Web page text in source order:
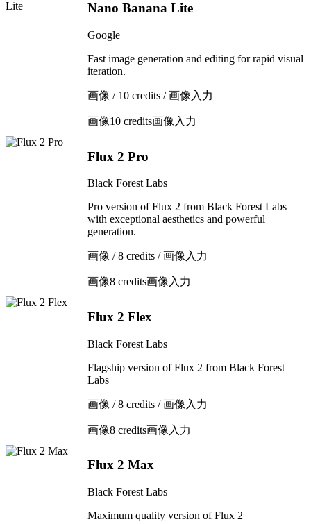
Nano Banana Lite
Google
Fast image generation and editing for rapid visual
iteration.
画像 / 10 credits / 画像入力
画像10 credits画像入力
Flux 2 Pro
Black Forest Labs
Pro version of Flux 2 from Black Forest Labs
with exceptional aesthetics and powerful
generation.
画像 / 8 credits / 画像入力
画像8 credits画像入力
Flux 2 Flex
Black Forest Labs
Flagship version of Flux 2 from Black Forest
Labs
画像 / 8 credits / 画像入力
画像8 credits画像入力
Flux 2 Max
Black Forest Labs
Maximum quality version of Flux 2